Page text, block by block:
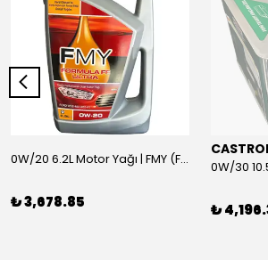
0W/20 6.2L Motor Yağı | FMY (Ford Motor Yağları)
₺ 3,678.85 ₺